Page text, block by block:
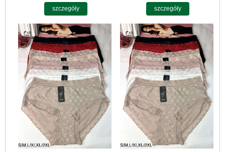
szczegóły szczegóły